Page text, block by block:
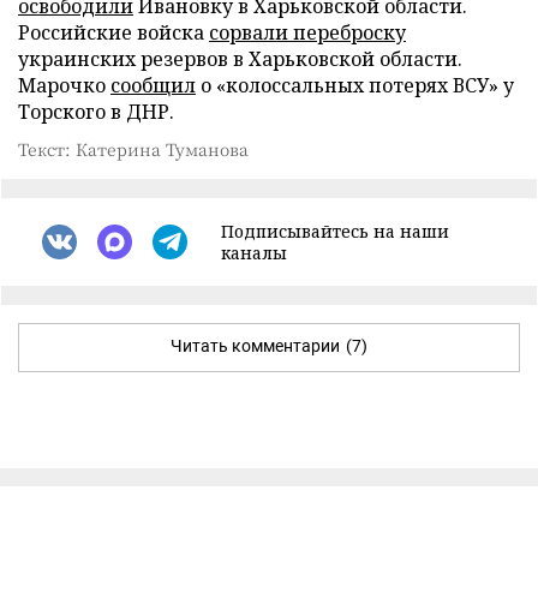
освободилиИвановку в Харьковской области.
Российские войска сорвали переброску
украинских резервов в Харьковской области.
Марочко сообщил о «колоссальных потерях ВСУ» у
Торского в ДНР.
Текст: Катерина Туманова
Подписывайтесь на наши
каналы
Читать комментарии (7)